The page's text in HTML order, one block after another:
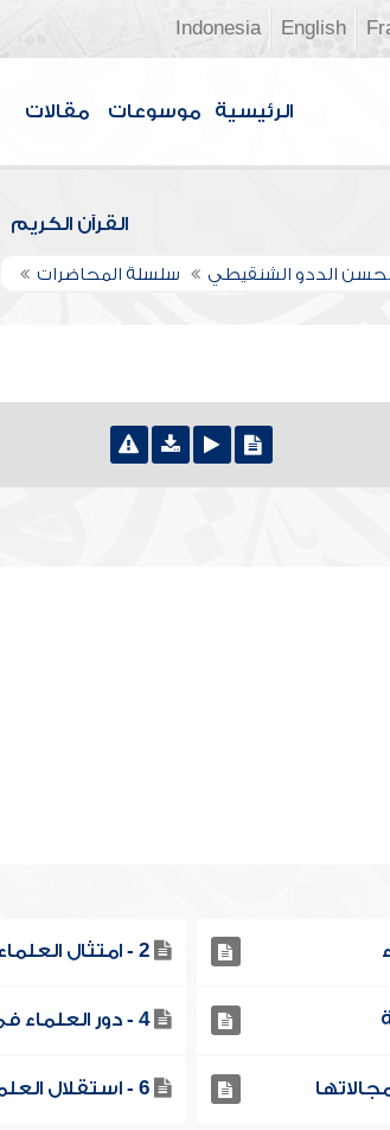
English
Indonesia
الرئيسية موسوعات مقالات
القرآن الكريم
الددو الشنقيطي سلسلة المحاضرات
2 - امتثال العلماء للأمر والنهي
4 - دور العلماء في الفتوحات والجهاد
6 - استقلال العلماء عن السلطان